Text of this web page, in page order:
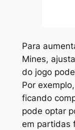
Para
Mines,
do jogo
Por
ficando
pode optar
em partidas